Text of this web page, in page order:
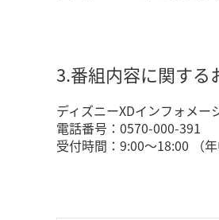
3.番組内容に関する
ディズニーXDインフォメー
電話番号：0570-000-391
受付時間：9:00～18:00 （年